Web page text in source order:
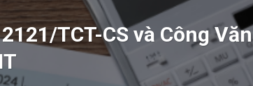
TCT-CS và Công Văn